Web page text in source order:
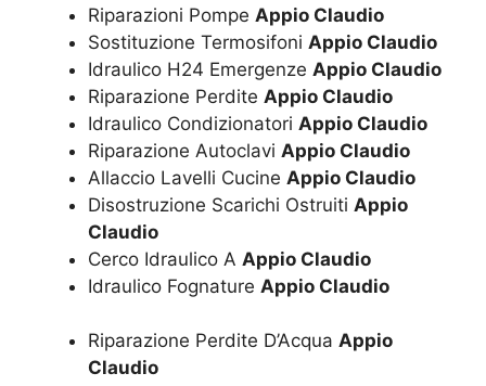
Riparazioni Pompe Appio Claudio
Sostituzione Termosifoni Appio Claudio
Idraulico H24 Emergenze Appio Claudio
Riparazione Perdite Appio Claudio
Idraulico Condizionatori Appio Claudio
Riparazione Autoclavi Appio Claudio
Allaccio Lavelli Cucine Appio Claudio
Disostruzione Scarichi Ostruiti Appio
Claudio
Cerco Idraulico A Appio Claudio
Idraulico Fognature Appio Claudio
Riparazione Perdite D’Acqua Appio
Claudio